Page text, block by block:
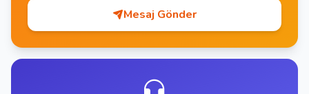
Mesaj Gönder